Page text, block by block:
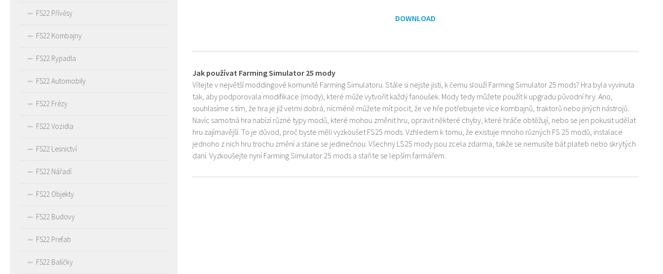
DOWNLOAD
Jak používat Farming Simulator 25 mody
Vítejte v největší moddingové komunitě Farming Simulatoru. Stále si nejste jisti, k čemu slouží Farming Simulator 25 mods? Hra byla vyvinuta
tak, aby podporovala modifikace (mody), které může vytvořit každý fanoušek. Mody tedy můžete použít k upgradu původní hry. Ano,
souhlasíme s tím, že hra je již velmi dobrá, nicméně můžete mít pocit, že ve hře potřebujete více kombajnů, traktorů nebo jiných nástrojů.
Navíc samotná hra nabízí různé typy modů, které mohou změnit hru, opravit některé chyby, které hráče obtěžují, nebo se jen pokusit udělat
hru zajímavější. To je důvod, proč byste měli vyzkoušet FS25 mods. Vzhledem k tomu, že existuje mnoho různých FS 25 modů, instalace
jednoho z nich hru trochu změní a stane se jedinečnou. Všechny LS25 mody jsou zcela zdarma, takže se nemusíte bát plateb nebo skrytých
daní. Vyzkoušejte nyní Farming Simulator 25 mods a staňte se lepším farmářem.
FS22 Přívěsy
FS22 Kombajny
FS22 Rypadla
FS22 Automobily
FS22 Frézy
FS22 Vozidla
FS22 Lesnictví
FS22 Nářadí
FS22 Objekty
FS22 Budovy
FS22 Prefab
FS22 Balíčky